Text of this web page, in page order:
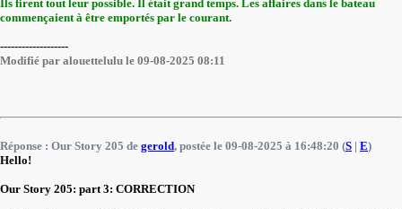
Ils firent tout leur possible. Il était grand temps. Les affaires dans le bateau
commençaient à être emportés par le courant.
-------------------
Modifié par alouettelulu le 09-08-2025 08:11
Réponse : Our Story 205 de gerold, postée le 09-08-2025 à 16:48:20 (S | E)
Hello!
Our Story 205: part 3: CORRECTION